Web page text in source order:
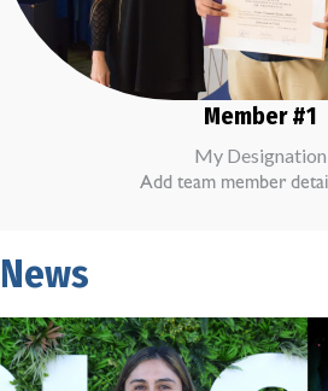
Member #1
My Designation
Add team member
News